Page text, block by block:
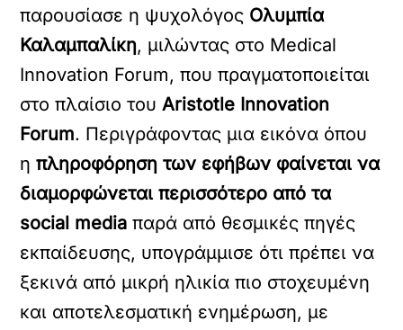
παρουσίασε η ψυχολόγος Ολυμπία
Καλαμπαλίκη, μιλώντας στο Medical
Innovation Forum, που πραγματοποιείται
στο πλαίσιο του Aristotle Innovation
Forum. Περιγράφοντας μια εικόνα όπου
ηπληροφόρηση των εφήβων φαίνεται να
διαμορφώνεται περισσότερο από τα
social media παρά από θεσμικές πηγές
εκπαίδευσης, υπογράμμισε ότι πρέπει να
ξεκινά από μικρή ηλικία πιο στοχευμένη
και αποτελεσματική ενημέρωση, με